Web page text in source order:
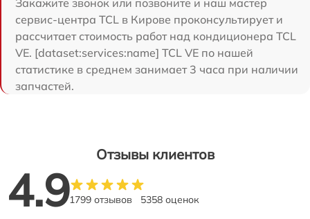
Закажите звонок или позвоните и наш мастер
сервис-центра TCL в Кирове проконсультирует и
рассчитает стоимость работ над кондиционера TCL
VE. [dataset:services:name] TCL VE по нашей
статистике в среднем занимает 3 часа при наличии
запчастей.
Отзывы клиентов
4.91799 отзывов 5358 оценок